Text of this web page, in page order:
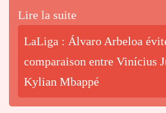
Lire la suite
LaLiga : Álvaro Arbeloa
comparaison entre Vinícius
Kylian Mbappé